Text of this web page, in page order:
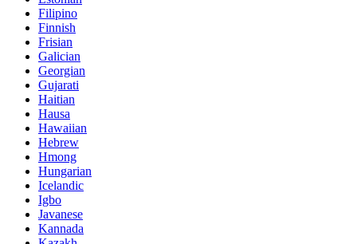
Filipino
Finnish
Frisian
Galician
Georgian
Gujarati
Haitian
Hausa
Hawaiian
Hebrew
Hmong
Hungarian
Icelandic
Igbo
Javanese
Kannada